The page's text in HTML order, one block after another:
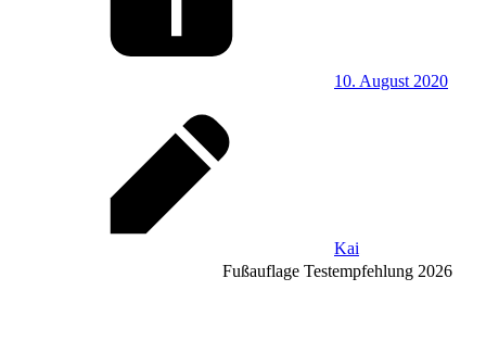
10. August 2020
Kai
Fußauflage Testempfehlung 2026